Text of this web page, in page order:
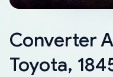
Converter
Toyota,